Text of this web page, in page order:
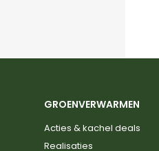
GROENVERWARMEN
Acties & kachel deals
Realisaties